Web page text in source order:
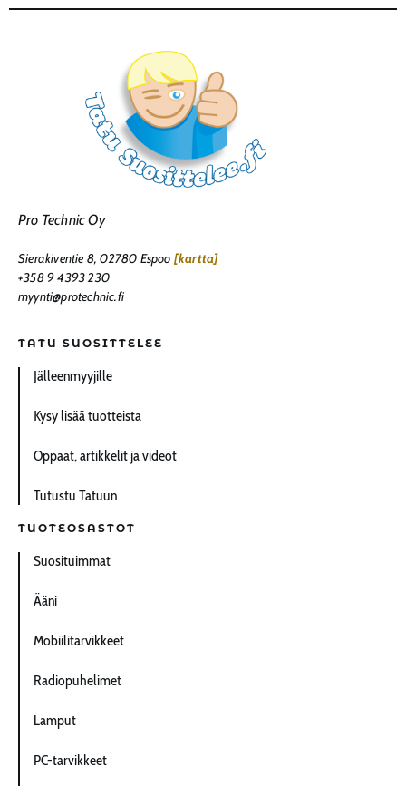
Pro Technic Oy
Sierakiventie 8, 02780 Espoo [kartta]
+358 9 4393 230
myynti@protechnic.fi
TATU SUOSITTELEE
Jälleenmyyjille
Kysy lisää tuotteista
Oppaat, artikkelit ja videot
Tutustu Tatuun
TUOTEOSASTOT
Suosituimmat
Ääni
Mobiilitarvikkeet
Radiopuhelimet
Lamput
PC-tarvikkeet